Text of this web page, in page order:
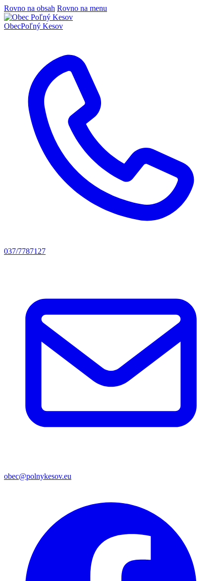
Rovno na obsah Rovno na menu
ObecPoľný Kesov
037/7787127
obec@polnykesov.eu